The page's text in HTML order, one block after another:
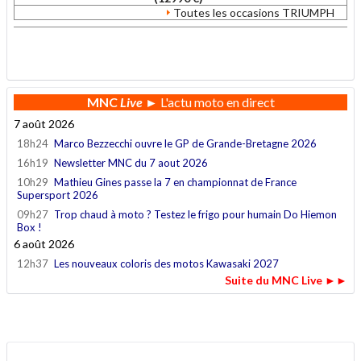
Toutes les occasions TRIUMPH
MNCLive► L'actu moto en direct
7 août 2026
18h24 Marco Bezzecchi ouvre le GP de Grande-Bretagne 2026
16h19 Newsletter MNC du 7 aout 2026
10h29 Mathieu Gines passe la 7 en championnat de France
Supersport 2026
09h27 Trop chaud à moto ? Testez le frigo pour humain Do Hiemon
Box !
6 août 2026
12h37 Les nouveaux coloris des motos Kawasaki 2027
Suite du MNC Live ►►